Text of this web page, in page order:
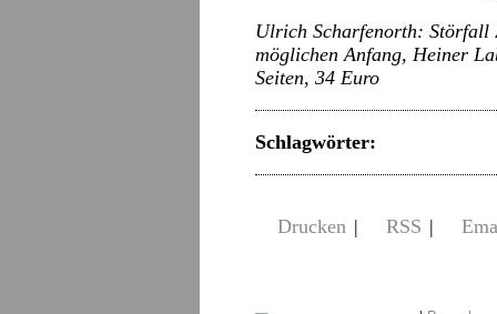
Ulrich Scharfenorth: Störfall
möglichen Anfang, Heiner
Seiten, 34 Euro
Schlagwörter:
Drucken | RSS |